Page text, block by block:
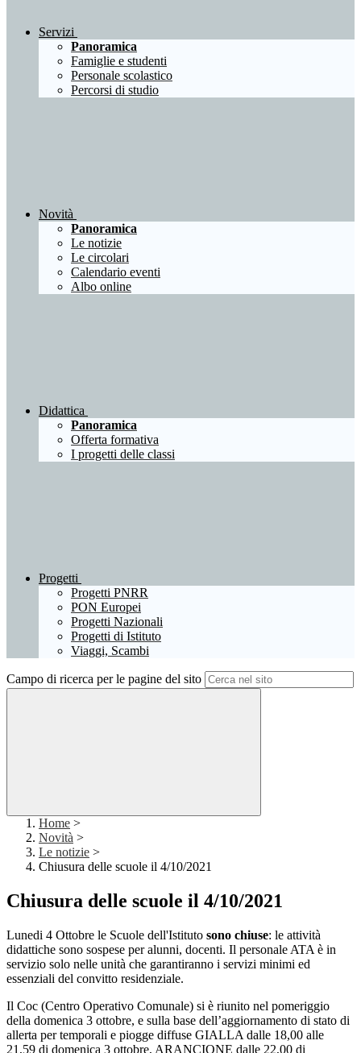
Servizi
Panoramica
Famiglie e studenti
Personale scolastico
Percorsi di studio
Novità
Panoramica
Le notizie
Le circolari
Calendario eventi
Albo online
Didattica
Panoramica
Offerta formativa
I progetti delle classi
Progetti
Progetti PNRR
PON Europei
Progetti Nazionali
Progetti di Istituto
Viaggi, Scambi
Campo di ricerca per le pagine del sito
Home >
Novità >
Le notizie >
Chiusura delle scuole il 4/10/2021
Chiusura delle scuole il 4/10/2021
Lunedi 4 Ottobre le Scuole dell'Istituto sono chiuse: le attività
didattiche sono sospese per alunni, docenti. Il personale ATA è in
servizio solo nelle unità che garantiranno i servizi minimi ed
essenziali del convitto residenziale.
Il Coc (Centro Operativo Comunale) si è riunito nel pomeriggio
della domenica 3 ottobre, e sulla base dell’aggiornamento di stato di
allerta per temporali e piogge diffuse GIALLA dalle 18,00 alle
21,59 di domenica 3 ottobre, ARANCIONE dalle 22,00 di